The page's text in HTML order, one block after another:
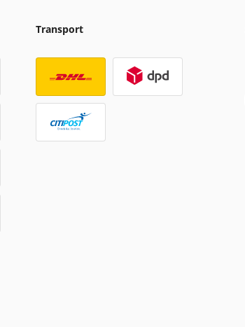
Transport